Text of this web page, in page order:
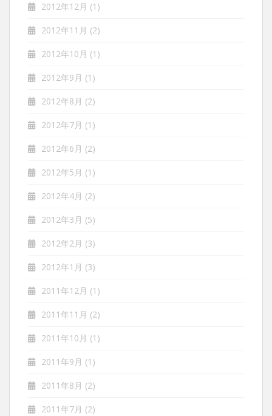
2012年12月 (1)
2012年11月 (2)
2012年10月 (1)
2012年9月 (1)
2012年8月 (2)
2012年7月 (1)
2012年6月 (2)
2012年5月 (1)
2012年4月 (2)
2012年3月 (5)
2012年2月 (3)
2012年1月 (3)
2011年12月 (1)
2011年11月 (2)
2011年10月 (1)
2011年9月 (1)
2011年8月 (2)
2011年7月 (2)